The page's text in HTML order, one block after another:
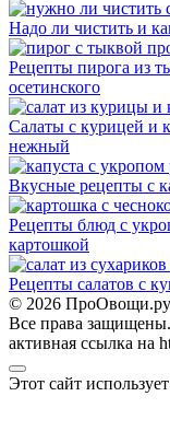
Надо ли чистить и
Рецепты пирога из
осетинского
Салаты с курицей и
нежный
Вкусные рецепты с
Рецепты блюд с
картошкой
Рецепты салатов с
© 2026 ПроОвощи.ру
Все права
активная ссылка на
Этот сайт